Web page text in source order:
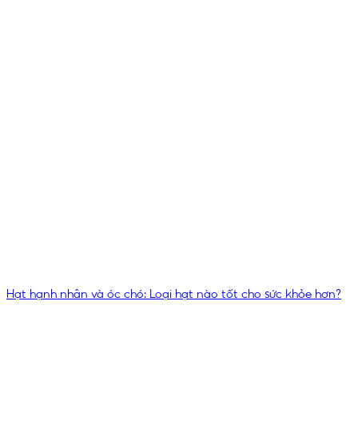
Hạt hạnh nhân và óc chó: Loại hạt nào tốt cho sức khỏe hơn?